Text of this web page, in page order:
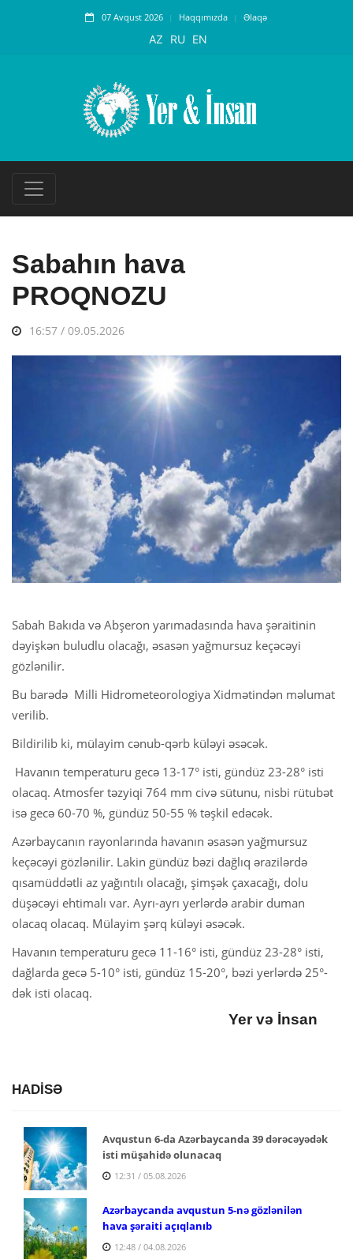
07 Avqust 2026 Haqqımızda Əlaqə
AZ RU EN
Sabahın hava
PROQNOZU
16:57 / 09.05.2026
Sabah Bakıda və Abşeron yarımadasında hava şəraitinin
dəyişkən buludlu olacağı, əsasən yağmursuz keçəcəyi
gözlənilir.
Bu barədə Milli Hidrometeorologiya Xidmətindən məlumat
verilib.
Bildirilib ki, mülayim cənub-qərb küləyi əsəcək.
Havanın temperaturu gecə 13-17° isti, gündüz 23-28° isti
olacaq. Atmosfer təzyiqi 764 mm civə sütunu, nisbi rütubət
isə gecə 60-70 %, gündüz 50-55 % təşkil edəcək.
Azərbaycanın rayonlarında havanın əsasən yağmursuz
keçəcəyi gözlənilir. Lakin gündüz bəzi dağlıq ərazilərdə
qısamüddətli az yağıntılı olacağı, şimşək çaxacağı, dolu
düşəcəyi ehtimalı var. Ayrı-ayrı yerlərdə arabir duman
olacaq olacaq. Mülayim şərq küləyi əsəcək.
Havanın temperaturu gecə 11-16° isti, gündüz 23-28° isti,
dağlarda gecə 5-10° isti, gündüz 15-20°, bəzi yerlərdə 25°-
dək isti olacaq.
Yer və İnsan
HADİSƏ
Avqustun 6-da Azərbaycanda 39 dərəcəyədək
isti müşahidə olunacaq
12:31 / 05.08.2026
Azərbaycanda avqustun 5-nə gözlənilən
hava şəraiti açıqlanıb
12:48 / 04.08.2026